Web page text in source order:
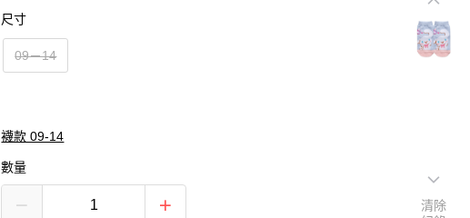
尺寸
09－14
襪款 09-14
數量
清除